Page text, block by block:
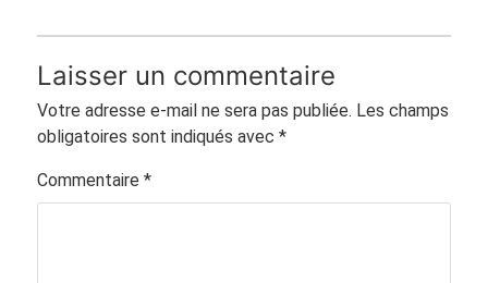
Laisser un commentaire
Votre adresse e-mail ne sera pas publiée. Les champs
obligatoires sont indiqués avec *
Commentaire *